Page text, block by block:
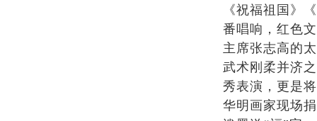
《祝福祖国》
番唱响，红色
主席张志高的
武术刚柔并济
秀表演，更是
华明画家现场